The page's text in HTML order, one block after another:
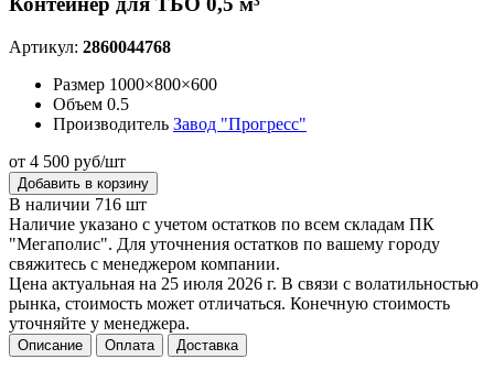
Артикул: 2860044768
Размер 1000×800×600
Объем 0.5
Производитель Завод "Прогресс"
от 4 500 руб/шт
Добавить в корзину
В наличии 716 шт
Наличие указано с учетом остатков по всем складам ПК
"Мегаполис". Для уточнения остатков по вашему городу
свяжитесь с менеджером компании.
Цена актуальная на 25 июля 2026 г. В связи с волатильностью
рынка, стоимость может отличаться. Конечную стоимость
уточняйте у менеджера.
Описание Оплата Доставка